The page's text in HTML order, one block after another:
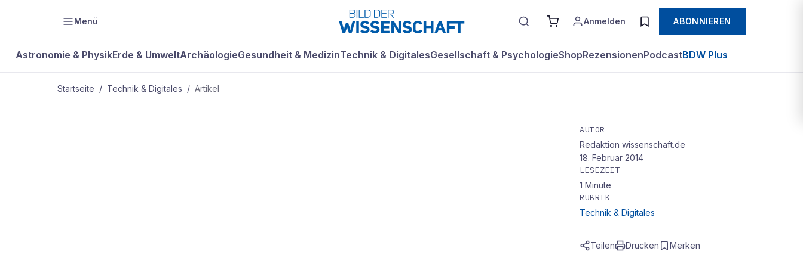
Menü Anmelden ABONNIEREN
Astronomie & PhysikErde & UmweltArchäologieGesundheit & MedizinTechnik & DigitalesGesellschaft & PsychologieShopRezensionenPodcastBDW Plus
Startseite / Technik & Digitales / Artikel
AUTOR
Redaktion wissenschaft.de
18. Februar 2014
LESEZEIT
1 Minute
RUBRIK
Technik & Digitales
Teilen Drucken Merken